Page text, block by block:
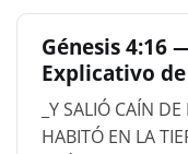
Génesis 4:16
Explicativo
_Y SALIÓ CAÍN
HABITÓ EN LA